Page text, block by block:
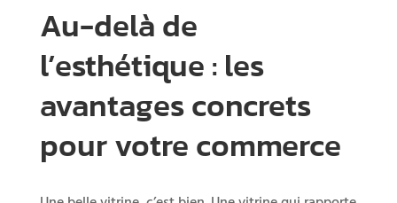
Au-delà de
l’esthétique : les
avantages concrets
pour votre commerce